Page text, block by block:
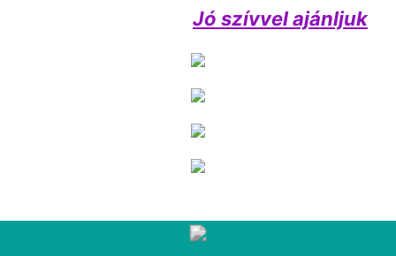
Jó szívvel ajánljuk